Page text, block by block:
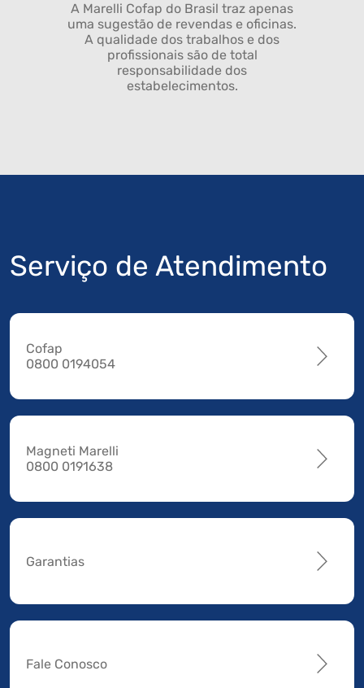
A Marelli Cofap do Brasil traz apenas
uma sugestão de revendas e oficinas.
A qualidade dos trabalhos e dos
profissionais são de total
responsabilidade dos
estabelecimentos.
Serviço de Atendimento
Cofap
0800 0194054
Magneti Marelli
0800 0191638
Garantias
Fale Conosco